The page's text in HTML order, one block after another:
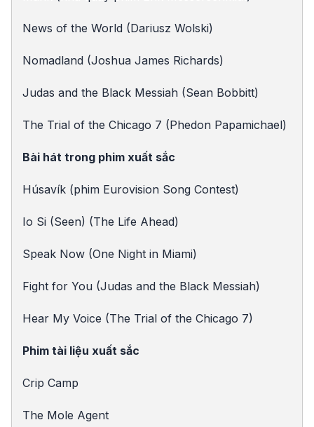
News of the World (Dariusz Wolski)
Nomadland (Joshua James Richards)
Judas and the Black Messiah (Sean Bobbitt)
The Trial of the Chicago 7 (Phedon Papamichael)
Bài hát trong phim xuất sắc
Húsavík (phim Eurovision Song Contest)
Io Si (Seen) (The Life Ahead)
Speak Now (One Night in Miami)
Fight for You (Judas and the Black Messiah)
Hear My Voice (The Trial of the Chicago 7)
Phim tài liệu xuất sắc
Crip Camp
The Mole Agent